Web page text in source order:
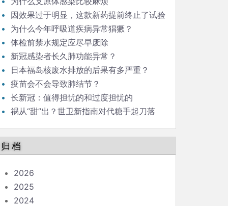
因效果过于明显，这款新药提前终止了试验
为什么今年呼吸道疾病异常猖獗？
体检前禁水规定应尽早废除
新冠感染者长久肺功能异常？
日本福岛核废水排放的后果有多严重？
疫苗会不会导致肺结节？
长新冠：值得担忧的和过度担忧的
祸从“甜”出？世卫新指南对代糖手起刀落
归档
2026
2025
2024